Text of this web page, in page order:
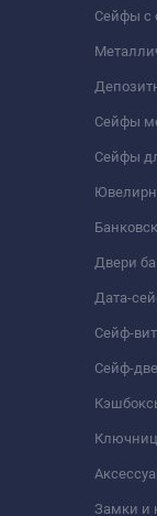
Сейфы с
Сейфы
Сейфы
Двери
Дата-
Сейф-
Сейф-
Замки и